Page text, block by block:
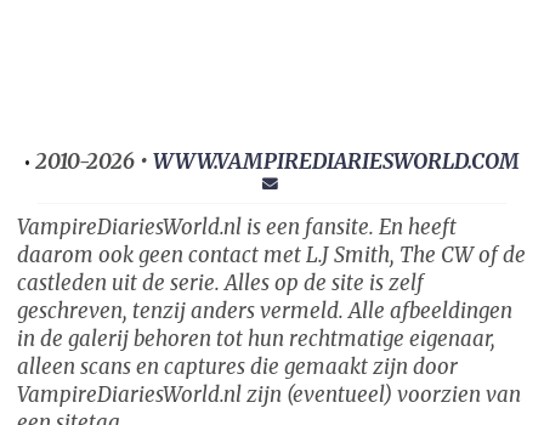
• 2010-2026 • WWW.VAMPIREDIARIESWORLD.COM
VampireDiariesWorld.nl is een fansite. En heeft
daarom ook geen contact met L.J Smith, The CW of de
castleden uit de serie. Alles op de site is zelf
geschreven, tenzij anders vermeld. Alle afbeeldingen
in de galerij behoren tot hun rechtmatige eigenaar,
alleen scans en captures die gemaakt zijn door
VampireDiariesWorld.nl zijn (eventueel) voorzien van